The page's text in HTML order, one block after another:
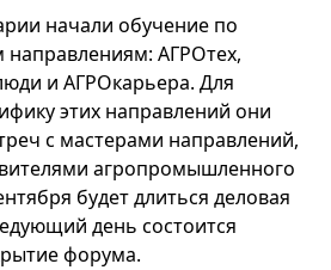
начали обучение по
АГРОтех,
и АГРОкарьера. Для
этих направлений они
с мастерами направлений,
агропромышленного
будет длиться деловая
день состоится
форума.